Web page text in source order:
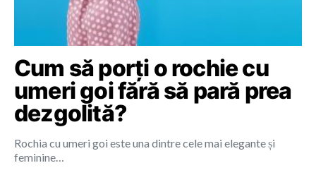
Cum să porți o rochie cu
umeri goi fără să pară prea
dezgolită?
Rochia cu umeri goi este una dintre cele mai elegante și
feminine…